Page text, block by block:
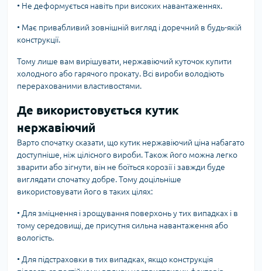
• Не деформується навіть при високих навантаженнях.
• Має привабливий зовнішній вигляд і доречний в будь-якій
конструкції.
Тому лише вам вирішувати, нержавіючий куточок купити
холодного або гарячого прокату. Всі вироби володіють
перерахованими властивостями.
Де використовується кутик
нержавіючий
Варто спочатку сказати, що кутик нержавіючий ціна набагато
доступніше, ніж цілісного вироби. Також його можна легко
зварити або зігнути, він не боїться корозії і завжди буде
виглядати спочатку добре. Тому доцільніше
використовувати його в таких цілях:
• Для зміцнення і зрощування поверхонь у тих випадках і в
тому середовищі, де присутня сильна навантаження або
вологість.
• Для підстраховки в тих випадках, якщо конструкція